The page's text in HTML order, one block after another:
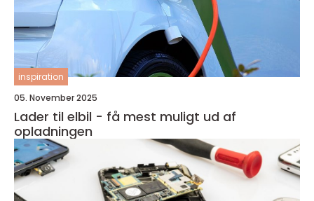
inspiration
05. November 2025
Lader til elbil - få mest muligt ud af
opladningen